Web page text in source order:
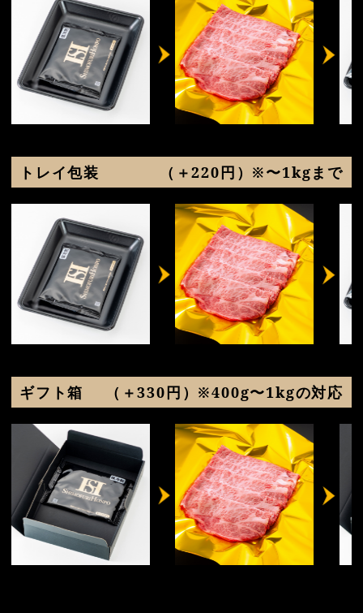
トレイ包装 （＋220円）※〜1kgまで
ギフト箱 （＋330円）※400g〜1kgの対応